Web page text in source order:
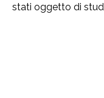
stati oggetto di